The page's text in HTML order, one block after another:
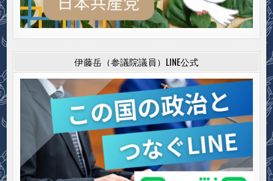
伊藤岳（参議院議員）LINE公式